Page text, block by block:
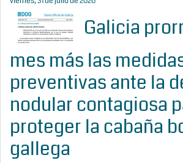
Galicia
mes más las
preventivas ante la
nodular contagiosa
proteger la cabaña
gallega